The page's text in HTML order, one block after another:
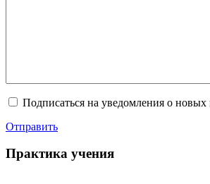
Подписаться на уведомления о новых
Отправить
Практика учения